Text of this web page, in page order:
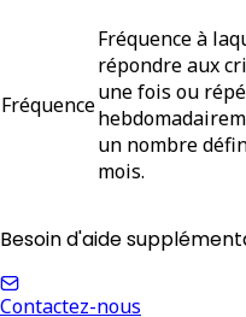
Fréquence
Fréquence à
répondre aux
une fois ou
un nombre
mois.
Besoin d'aide
Contactez-nous